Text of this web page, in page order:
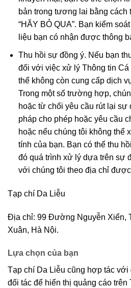
bản trong tương lai bằng cách
“HÃY BỎ QUA”. Bạn kiểm
liệu bạn có nhận được thông
Thu hồi sự đồng ý. Nếu bạn
đối với việc xử lý Thông tin Cá
thể không còn cung cấp dịch
Trong một số trường hợp,
hoặc từ chối yêu cầu rút lại sự
pháp cho phép hoặc yêu cầu
hoặc nếu chúng tôi không thể
tính của bạn. Bạn có thể thu
đó quá trình xử lý dựa trên sự
với chúng tôi theo địa chỉ
Tạp chí Da Liễu
Địa chỉ: 99 Đường Nguyễn Xiển,
Xuân, Hà Nội.
Lựa chọn của bạn
Tạp chí Da Liễu cũng hợp tác với
đối tác để hiển thị quảng cáo trên